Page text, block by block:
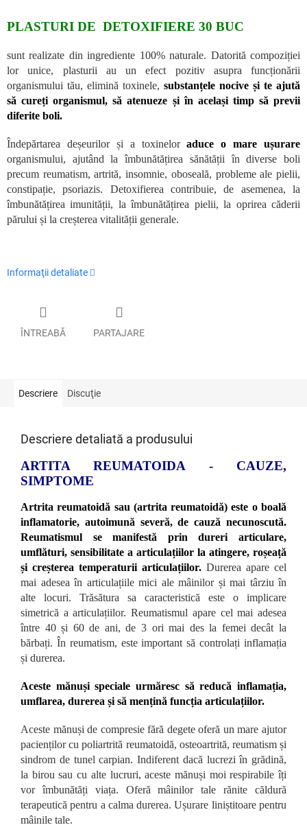
PLASTURI DE DETOXIFIERE 30 BUC
sunt realizate din ingrediente 100% naturale. Datorită compoziției
lor unice, plasturii au un efect pozitiv asupra funcționării
organismului tău, elimină toxinele, substanțele nocive și te ajută
să cureți organismul, să atenueze și în același timp să previi
diferite boli.
Îndepărtarea deșeurilor și a toxineloraduce o mare ușurare
organismului, ajutând la îmbunătățirea sănătății în diverse boli
precum reumatism, artrită, insomnie, oboseală, probleme ale pielii,
constipație, psoriazis. Detoxifierea contribuie, de asemenea, la
îmbunătățirea imunității, la îmbunătățirea pielii, la oprirea căderii
părului și la creșterea vitalității generale.
Informaţii detaliate
ÎNTREABĂ PARTAJARE
Descriere Discuţie
Descriere detaliată a produsului
ARTITA REUMATOIDA - CAUZE,
SIMPTOME
Artrita reumatoidă sau (artrita reumatoidă) este o boală
inflamatorie, autoimună severă, de cauză necunoscută.
Reumatismul se manifestă prin dureri articulare,
umflături, sensibilitate a articulațiilor la atingere, roșeață
și creșterea temperaturii articulațiilor. Durerea apare cel
mai adesea în articulațiile mici ale mâinilor și mai târziu în
alte locuri. Trăsătura sa caracteristică este o implicare
simetrică a articulațiilor. Reumatismul apare cel mai adesea
între 40 și 60 de ani, de 3 ori mai des la femei decât la
bărbați. În reumatism, este important să controlați inflamația
și durerea.
Aceste mănuși speciale urmăresc să reducă inflamația,
umflarea, durerea și să mențină funcția articulațiilor.
Aceste mănuși de compresie fără degete oferă un mare ajutor
pacienților cu poliartrită reumatoidă, osteoartrită, reumatism și
sindrom de tunel carpian. Indiferent dacă lucrezi în grădină,
la birou sau cu alte lucruri, aceste mănuși moi respirabile îți
vor îmbunătăți viața. Oferă mâinilor tale rănite căldură
terapeutică pentru a calma durerea. Ușurare liniștitoare pentru
mâinile tale.